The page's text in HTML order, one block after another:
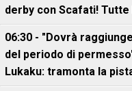
derby con Scafati! Tutte
06:30 - "Dovrà
del periodo di
Lukaku: tramonta la